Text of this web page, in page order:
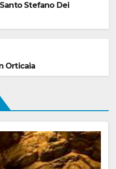
Stefano Dei
Orticaia